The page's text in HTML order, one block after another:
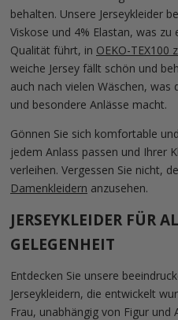
behalten. Unsere Jerseykleider
Viskose und 4% Elastan, was
Qualität führt, in OEKO-TEX100
weiche Jersey fällt schön und
auch nach vielen Wäschen,
und besondere Anlässe macht.
Gönnen Sie sich komfortable
jedem Anlass passen und Ihrer
verleihen. Vergessen Sie nicht,
Damenkleidern anzusehen.
JERSEYKLEIDER FÜR
GELEGENHEIT
Entdecken Sie unsere
Jerseykleidern, die entwickelt
Frau, unabhängig von Figur und